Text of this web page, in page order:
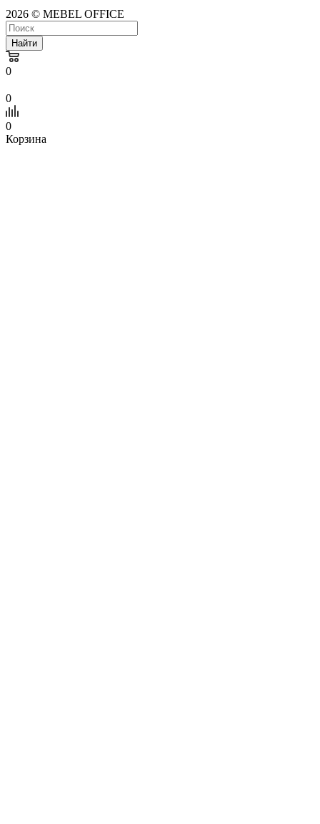
2026 © MEBEL OFFICE
Найти
0
0
0
Корзина